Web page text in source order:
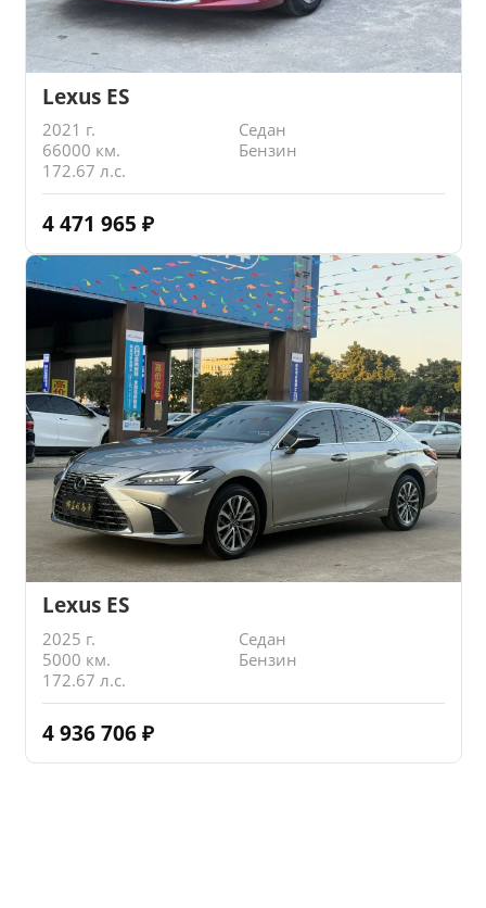
Lexus ES
2021 г.
Седан
66000 км.
Бензин
172.67 л.с.
4 471 965 ₽
Lexus ES
2025 г.
Седан
5000 км.
Бензин
172.67 л.с.
4 936 706 ₽